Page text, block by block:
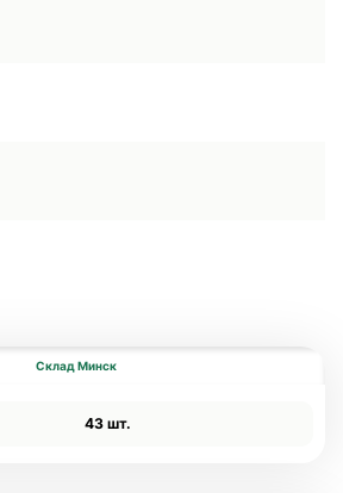
Склад Минск
43 шт.